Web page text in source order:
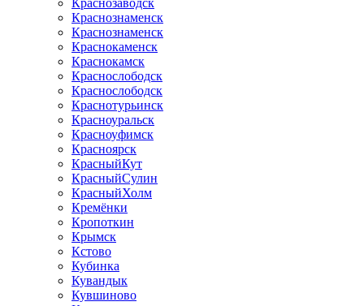
Краснозаводск
Краснознаменск
Краснознаменск
Краснокаменск
Краснокамск
Краснослободск
Краснослободск
Краснотурьинск
Красноуральск
Красноуфимск
Красноярск
КрасныйКут
КрасныйСулин
КрасныйХолм
Кремёнки
Кропоткин
Крымск
Кстово
Кубинка
Кувандык
Кувшиново